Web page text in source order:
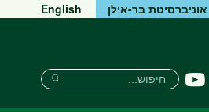
אוניברסיטת בר-אילן English
פייסבוקיוטיוב
חיפוש
חיפוש
חיפוש